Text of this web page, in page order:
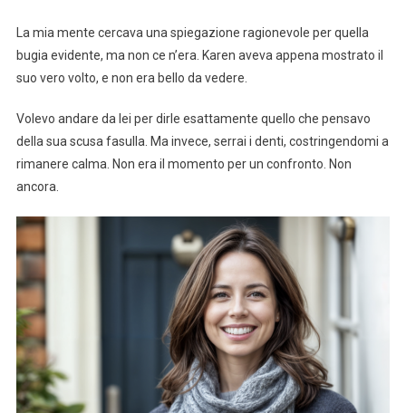
La mia mente cercava una spiegazione ragionevole per quella
bugia evidente, ma non ce n’era. Karen aveva appena mostrato il
suo vero volto, e non era bello da vedere.
Volevo andare da lei per dirle esattamente quello che pensavo
della sua scusa fasulla. Ma invece, serrai i denti, costringendomi a
rimanere calma. Non era il momento per un confronto. Non
ancora.